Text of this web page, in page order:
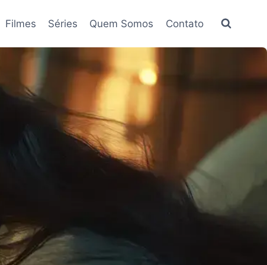
Filmes Séries Quem Somos Contato